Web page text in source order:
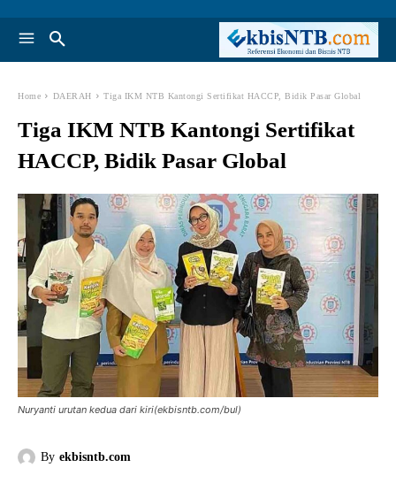
Home DAERAH Tiga IKM NTB Kantongi Sertifikat HACCP, Bidik Pasar Global
Tiga IKM NTB Kantongi Sertifikat
HACCP, Bidik Pasar Global
Nuryanti urutan kedua dari kiri(ekbisntb.com/bul)
By ekbisntb.com